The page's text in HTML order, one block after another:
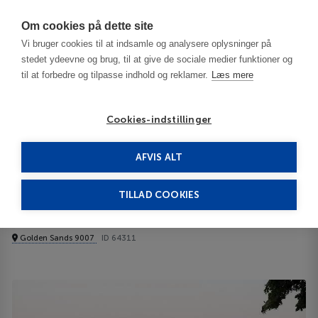
Om cookies på dette site
Vi bruger cookies til at indsamle og analysere oplysninger på
stedet ydeevne og brug, til at give de sociale medier funktioner og
til at forbedre og tilpasse indhold og reklamer. Læs mere
Cookies-indstillinger
AFVIS ALT
TILLAD COOKIES
Varna / Black Sea Resorts
Grifid Hotel Vistamar 4****
Golden Sands 9007 ID 64311